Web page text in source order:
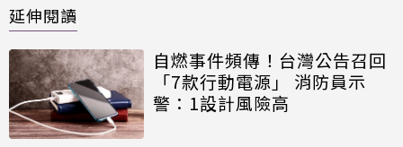
延伸閱讀
自燃事件頻傳！台灣公告召回
「7款行動電源」 消防員示
警：1設計風險高